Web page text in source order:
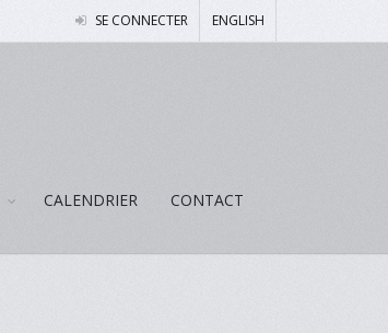
SE CONNECTER ENGLISH
CALENDRIER CONTACT